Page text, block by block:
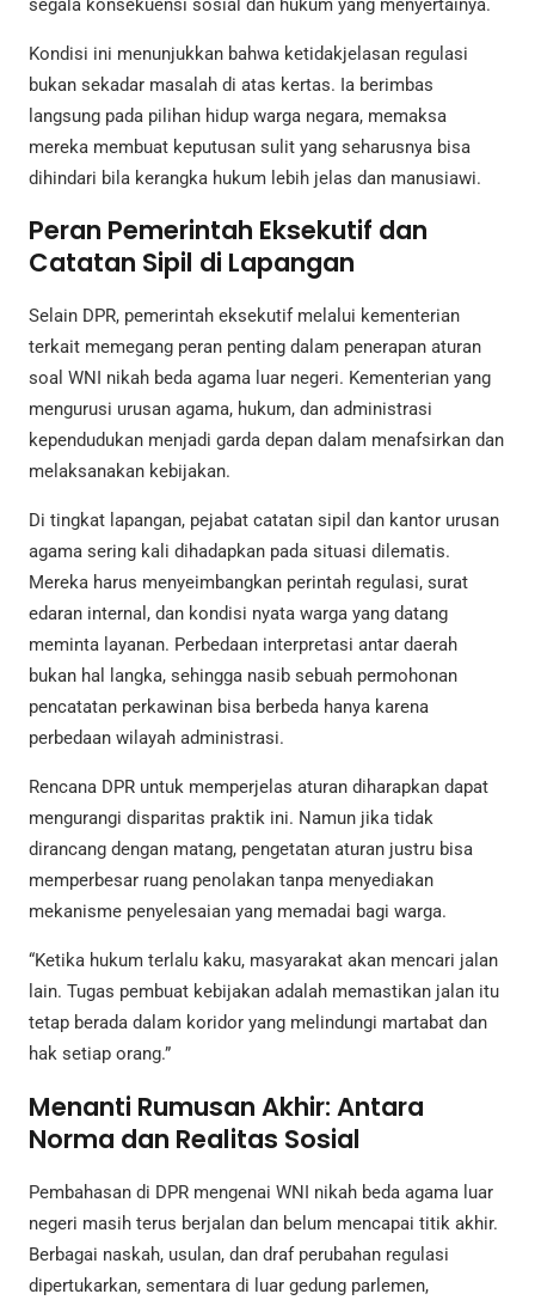
Kondisi ini menunjukkan bahwa ketidakjelasan regulasi
bukan sekadar masalah di atas kertas. Ia berimbas
langsung pada pilihan hidup warga negara, memaksa
mereka membuat keputusan sulit yang seharusnya bisa
dihindari bila kerangka hukum lebih jelas dan manusiawi.
Peran Pemerintah Eksekutif dan
Catatan Sipil di Lapangan
Selain DPR, pemerintah eksekutif melalui kementerian
terkait memegang peran penting dalam penerapan aturan
soal WNI nikah beda agama luar negeri. Kementerian yang
mengurusi urusan agama, hukum, dan administrasi
kependudukan menjadi garda depan dalam menafsirkan dan
melaksanakan kebijakan.
Di tingkat lapangan, pejabat catatan sipil dan kantor urusan
agama sering kali dihadapkan pada situasi dilematis.
Mereka harus menyeimbangkan perintah regulasi, surat
edaran internal, dan kondisi nyata warga yang datang
meminta layanan. Perbedaan interpretasi antar daerah
bukan hal langka, sehingga nasib sebuah permohonan
pencatatan perkawinan bisa berbeda hanya karena
perbedaan wilayah administrasi.
Rencana DPR untuk memperjelas aturan diharapkan dapat
mengurangi disparitas praktik ini. Namun jika tidak
dirancang dengan matang, pengetatan aturan justru bisa
memperbesar ruang penolakan tanpa menyediakan
mekanisme penyelesaian yang memadai bagi warga.
“Ketika hukum terlalu kaku, masyarakat akan mencari jalan
lain. Tugas pembuat kebijakan adalah memastikan jalan itu
tetap berada dalam koridor yang melindungi martabat dan
hak setiap orang.”
Menanti Rumusan Akhir: Antara
Norma dan Realitas Sosial
Pembahasan di DPR mengenai WNI nikah beda agama luar
negeri masih terus berjalan dan belum mencapai titik akhir.
Berbagai naskah, usulan, dan draf perubahan regulasi
dipertukarkan, sementara di luar gedung parlemen,